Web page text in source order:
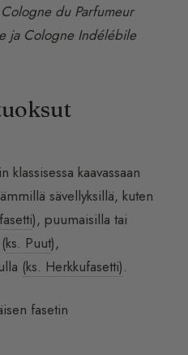
Cologne du Parfumeur
ja Cologne Indélébile
klassisessa kaavassaan
sävellyksillä, kuten
), puumaisilla tai
ks. Puut),
(ks. Herkkufasetti).
fasetin